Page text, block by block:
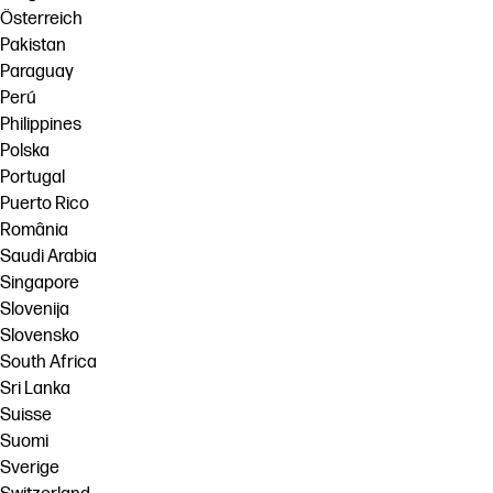
Österreich
Pakistan
Paraguay
Perú
Philippines
Polska
Portugal
Puerto Rico
România
Saudi Arabia
Singapore
Slovenija
Slovensko
South Africa
Sri Lanka
Suisse
Suomi
Sverige